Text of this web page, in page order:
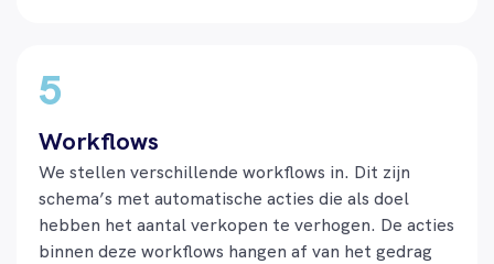
Workflows
We stellen verschillende workflows in. Dit zijn
schema’s met automatische acties die als doel
hebben het aantal verkopen te verhogen. De acties
binnen deze workflows hangen af van het gedrag